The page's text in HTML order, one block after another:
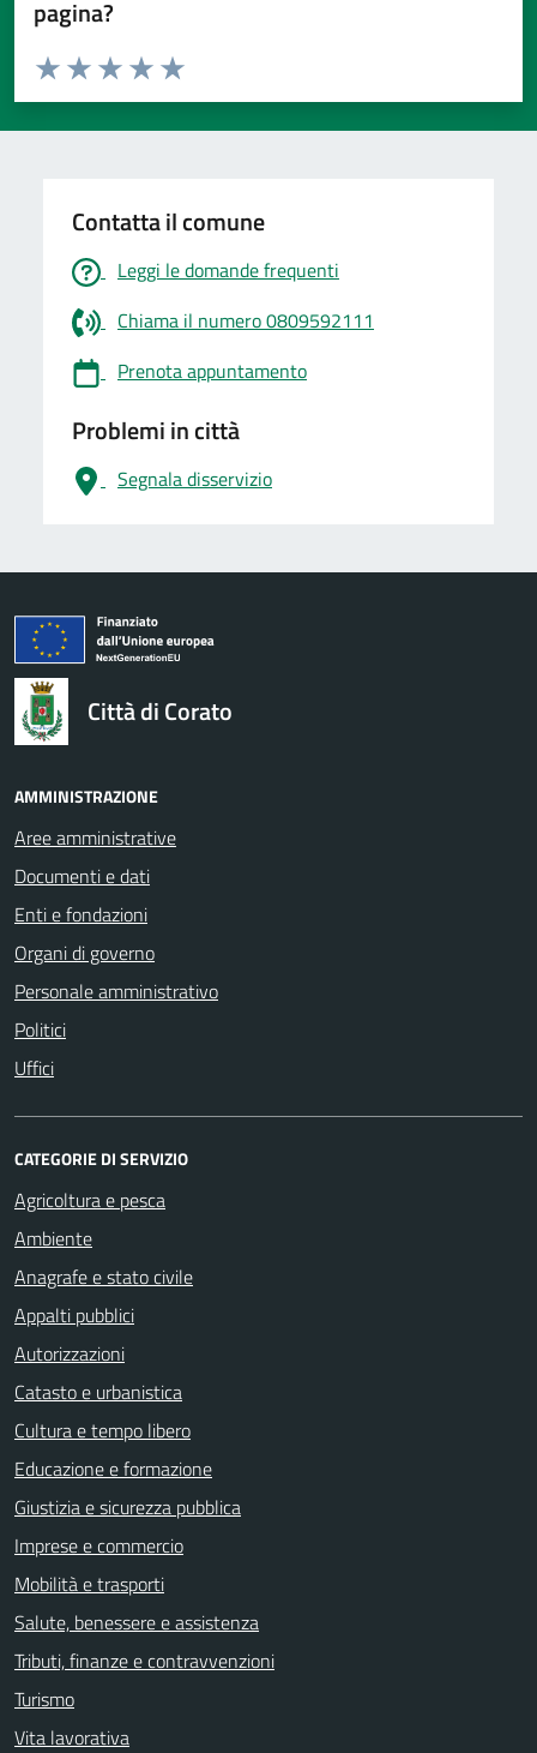
pagina?
Valuta da 1 a 5 stelle la pagina
Valuta 5 stelle su 5
Valuta 4 stelle su 5
Valuta 3 stelle su 5
Valuta 2 stelle su 5
Valuta 1 stelle su 5
Contatta il comune
Leggi le domande frequenti
Chiama il numero 0809592111
Prenota appuntamento
Problemi in città
Segnala disservizio
logo Unione Europea
Città di Corato
AMMINISTRAZIONE
Aree amministrative
Documenti e dati
Enti e fondazioni
Organi di governo
Personale amministrativo
Politici
Uffici
CATEGORIE DI SERVIZIO
Agricoltura e pesca
Ambiente
Anagrafe e stato civile
Appalti pubblici
Autorizzazioni
Catasto e urbanistica
Cultura e tempo libero
Educazione e formazione
Giustizia e sicurezza pubblica
Imprese e commercio
Mobilità e trasporti
Salute, benessere e assistenza
Tributi, finanze e contravvenzioni
Turismo
Vita lavorativa